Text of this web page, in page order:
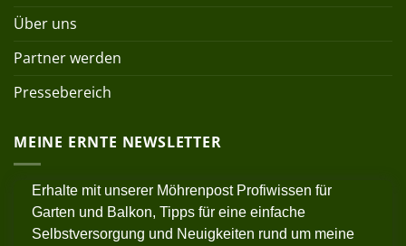
Über uns
Partner werden
Pressebereich
MEINE ERNTE NEWSLETTER
Erhalte mit unserer Möhrenpost Profiwissen für
Garten und Balkon, Tipps für eine einfache
Selbstversorgung und Neuigkeiten rund um meine